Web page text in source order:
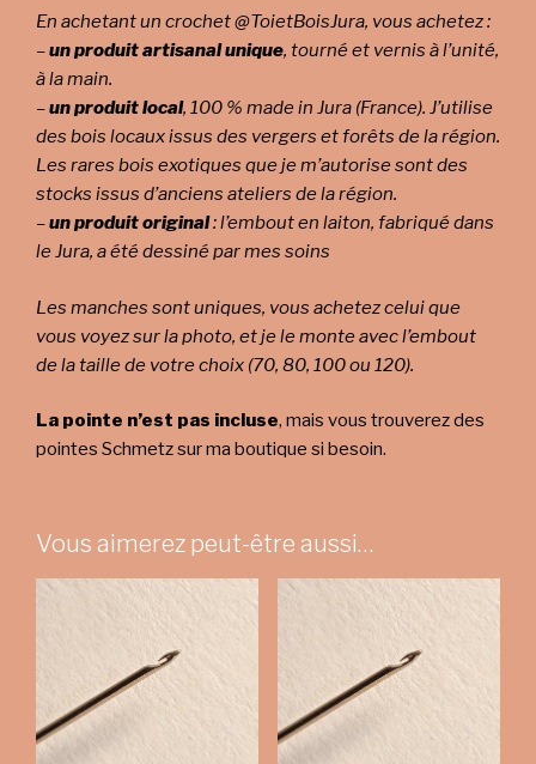
En achetant un crochet @ToietBoisJura, vous achetez :
–un produit artisanal unique, tourné et vernis à l’unité,
à la main.
–un produit local, 100 % made in Jura (France). J’utilise
des bois locaux issus des vergers et forêts de la région.
Les rares bois exotiques que je m’autorise sont des
stocks issus d’anciens ateliers de la région.
–un produit original: l’embout en laiton, fabriqué dans
le Jura, a été dessiné par mes soins
Les manches sont uniques, vous achetez celui que
vous voyez sur la photo, et je le monte avec l’embout
de la taille de votre choix (70, 80, 100 ou 120).
La pointe n’est pas incluse, mais vous trouverez des
pointes Schmetz sur ma boutique si besoin.
Vous aimerez peut-être aussi…